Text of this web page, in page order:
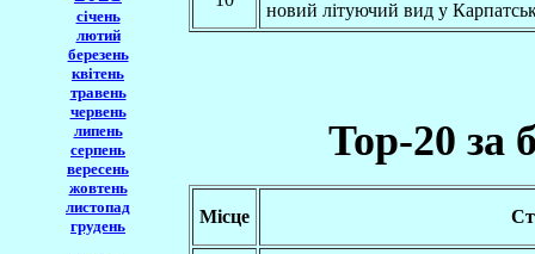
січень
лютий
березень
квітень
травень
червень
липень
серпень
вересень
жовтень
листопад
грудень
новий літуючий вид у
Top-20 за
Місце